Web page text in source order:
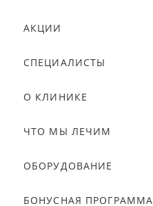
АКЦИИ
СПЕЦИАЛИСТЫ
О КЛИНИКЕ
ЧТО МЫ ЛЕЧИМ
ОБОРУДОВАНИЕ
БОНУСНАЯ ПРОГРАММА